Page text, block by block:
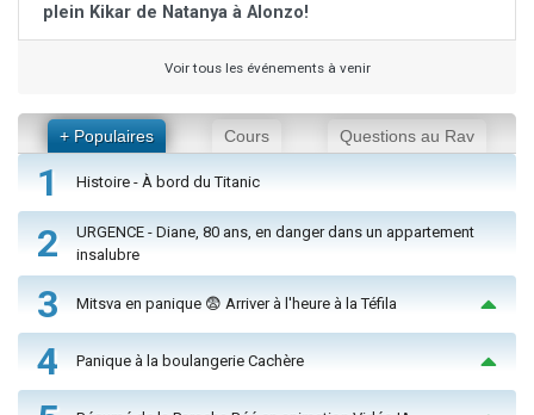
plein Kikar de Natanya à Alonzo!
Voir tous les événements à venir
+ Populaires Cours Questions au Rav
1 Histoire - À bord du Titanic
2
URGENCE - Diane, 80 ans, en danger dans un appartement
insalubre
3 Mitsva en panique 😨 Arriver à l'heure à la Téfila
4 Panique à la boulangerie Cachère